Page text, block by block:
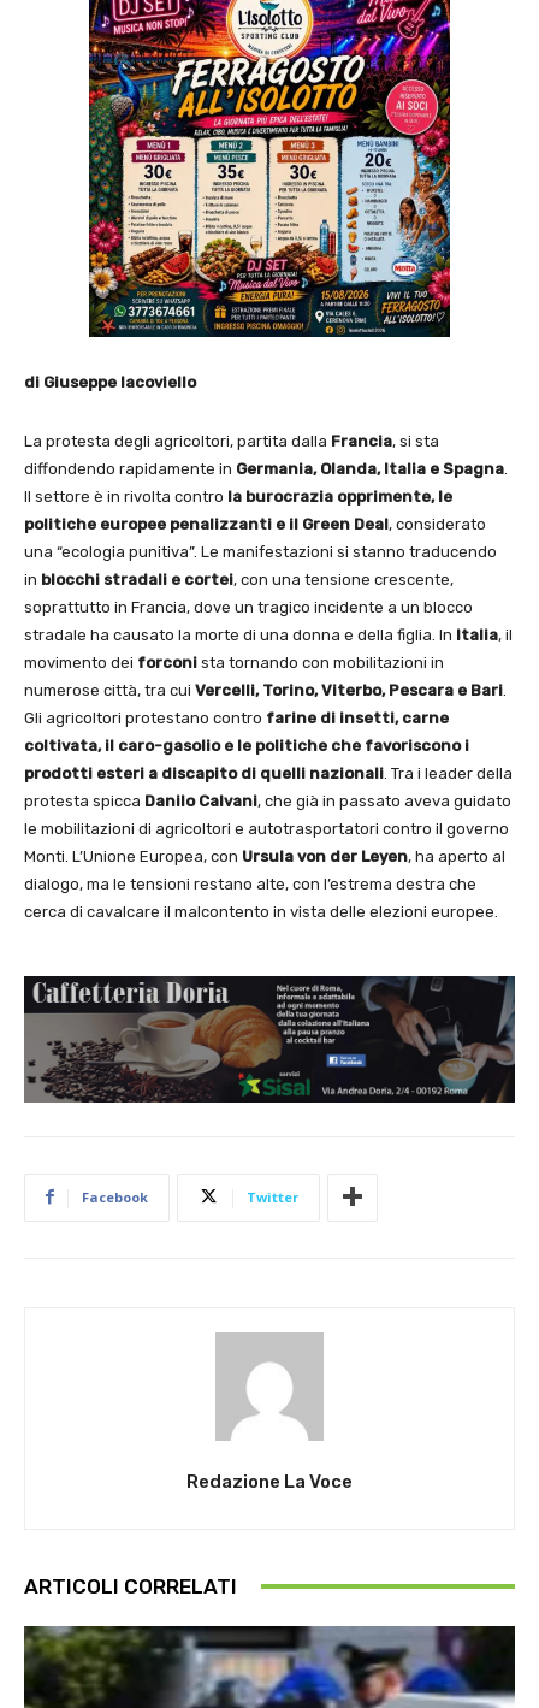
di Giuseppe Iacoviello
La protesta degli agricoltori, partita dalla Francia, si sta
diffondendo rapidamente in Germania, Olanda, Italia e Spagna
Il settore è in rivolta contro la burocrazia opprimente, le
politiche europee penalizzanti e il Green Deal, considerato
una “ecologia punitiva”. Le manifestazioni si stanno traducendo
in blocchi stradali e cortei, con una tensione crescente,
soprattutto in Francia, dove un tragico incidente a un blocco
stradale ha causato la morte di una donna e della figlia. In Italia, il
movimento dei forconi sta tornando con mobilitazioni in
numerose città, tra cui Vercelli, Torino, Viterbo, Pescara e Bari
Gli agricoltori protestano contro farine di insetti, carne
coltivata, il caro-gasolio e le politiche che favoriscono i
prodotti esteri a discapito di quelli nazionali . Tra i leader della
protesta spicca Danilo Calvani, che già in passato aveva guidato
le mobilitazioni di agricoltori e autotrasportatori contro il governo
Monti. L’Unione Europea, con Ursula von der Leyen, ha aperto al
dialogo, ma le tensioni restano alte, con l’estrema destra che
cerca di cavalcare il malcontento in vista delle elezioni europee.
Facebook Twitter
Redazione La Voce
ARTICOLI CORRELATI